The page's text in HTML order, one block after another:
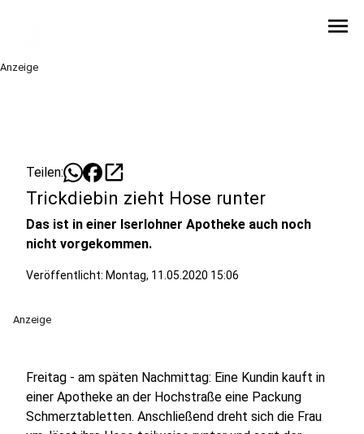
menu
Anzeige
Teilen: open_in_new
Trickdiebin zieht Hose runter
Das ist in einer Iserlohner Apotheke auch noch
nicht vorgekommen.
Veröffentlicht: Montag, 11.05.2020 15:06
Anzeige
Freitag - am späten Nachmittag: Eine Kundin kauft in
einer Apotheke an der Hochstraße eine Packung
Schmerztabletten. Anschließend dreht sich die Frau